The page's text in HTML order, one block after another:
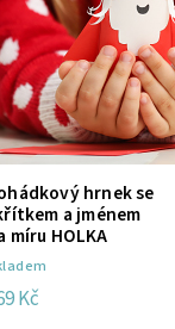
hrnek se
a jménem
míru HOLKA
Kč